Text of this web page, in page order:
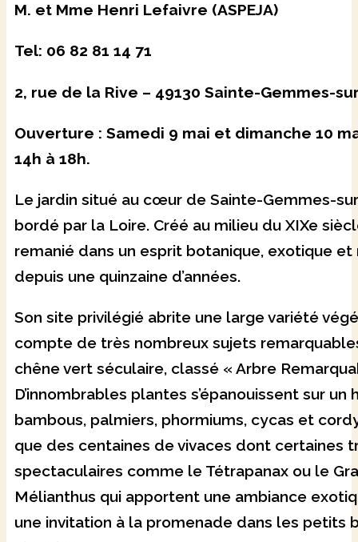
M. et Mme Henri Lefaivre (ASPEJA)
Tel: 06 82 81 14 71
2, rue de la Rive – 49130 Sainte-Gemmes-
Ouverture : Samedi 9 mai et dimanche 10
14h à 18h.
Le jardin situé au cœur de Sainte-Gemmes-
bordé par la Loire. Créé au milieu du XIXe
remanié dans un esprit botanique, exotique et
depuis une quinzaine d’années.
Son site privilégié abrite une large variété
compte de très nombreux sujets
chêne vert séculaire, classé « Arbre
D’innombrables plantes s’épanouissent sur un
bambous, palmiers, phormiums, cycas et
que des centaines de vivaces dont certaines
spectaculaires comme le Tétrapanax ou le
Mélianthus qui apportent une ambiance
une invitation à la promenade dans les petits